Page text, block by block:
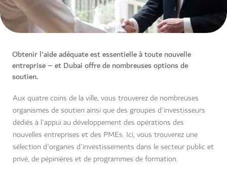
Obtenir l'aide adéquate est essentielle à toute nouvelle
entreprise – et Dubai offre de nombreuses options de
soutien.
Aux quatre coins de la ville, vous trouverez de nombreuses
organismes de soutien ainsi que des groupes d'investisseurs
dédiés à l'appui au développement des opérations des
nouvelles entreprises et des PMEs. Ici, vous trouverez une
sélection d'organes d'investissements dans le secteur public et
privé, de pépinières et de programmes de formation.